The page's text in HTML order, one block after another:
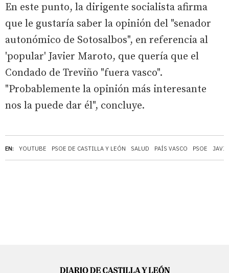
EN: YOUTUBE PSOE DE CASTILLA Y LEÓN SALUD PAÍS VASCO PSOE
En este punto, la dirigente socialista afirma
que le gustaría saber la opinión del "senador
autonómico de Sotosalbos", en referencia al
'popular' Javier Maroto, que quería que el
Condado de Treviño "fuera vasco".
"Probablemente la opinión más interesante
nos la puede dar él", concluye.